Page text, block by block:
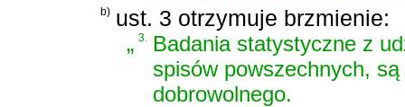
b) ust. 3 otrzymuje brzmienie:
„3.
Badania statystyczne z
spisów powszechnych,
dobrowolnego.